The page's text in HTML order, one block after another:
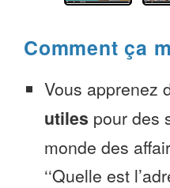
Comment ça
Vous apprenez
utiles pour des
monde des
‘‘Quelle est